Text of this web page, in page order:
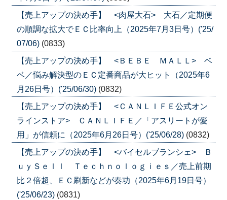
【売上アップの決め手】 <肉屋大石> 大石／定期便
の順調な拡大でＥＣ比率向上（2025年7月3日号）('25/
07/06) (0833)
【売上アップの決め手】 <ＢＥＢＥ ＭＡＬＬ> ベ
ベ／悩み解決型のＥＣ定番商品が大ヒット（2025年6
月26日号）('25/06/30) (0832)
【売上アップの決め手】 <ＣＡＮＬＩＦＥ公式オン
ラインストア> ＣＡＮＬＩＦＥ／「アスリートが愛
用」が信頼に（2025年6月26日号）('25/06/28) (0832)
【売上アップの決め手】 <バイセルブランシェ> Ｂ
ｕｙＳｅｌｌ Ｔｅｃｈｎｏｌｏｇｉｅｓ／売上前期
比２倍超、ＥＣ刷新などが奏功（2025年6月19日号）
('25/06/23) (0831)